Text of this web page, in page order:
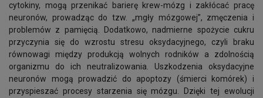
cytokiny, mogą przenikać barierę krew-mózg i zakłócać pracę
neuronów, prowadząc do tzw. „mgły mózgowej”, zmęczenia i
problemów z pamięcią. Dodatkowo, nadmierne spożycie cukru
przyczynia się do wzrostu stresu oksydacyjnego, czyli braku
równowagi między produkcją wolnych rodników a zdolnością
organizmu do ich neutralizowania. Uszkodzenia oksydacyjne
neuronów mogą prowadzić do apoptozy (śmierci komórek) i
przyspieszać procesy starzenia się mózgu. Dzięki tej ewolucji